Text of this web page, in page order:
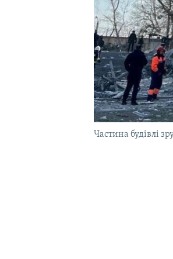
Частина будівлі